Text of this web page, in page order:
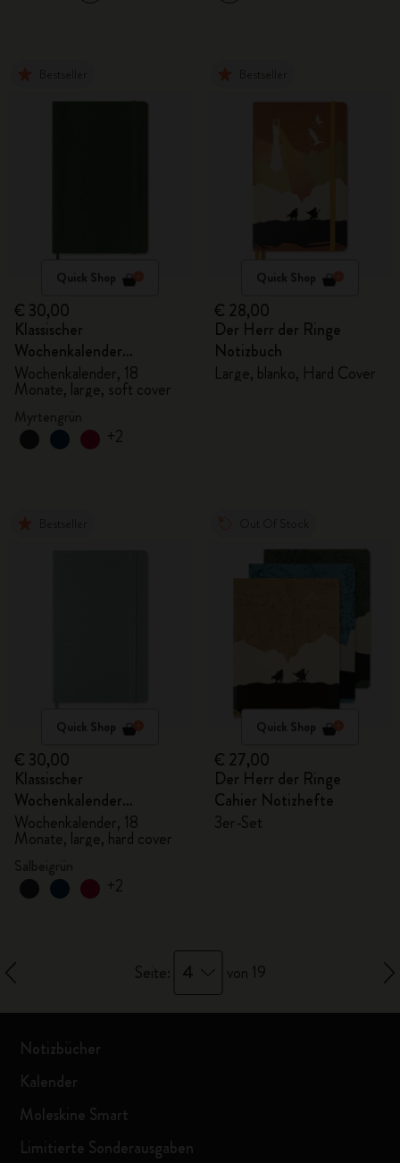
Quick Shop
€ 30,00
Klassischer
Wochenkalender
2026/2027
Wochenkalender, 18
Monate, large, soft cover
+2
Quick Shop
€ 28,00
Der Herr der Ringe
Notizbuch
Large, blanko, Hard Cover
Quick Shop
€ 30,00
Klassischer
Wochenkalender
2026/2027
Wochenkalender, 18
Monate, large, hard cover
+2
Quick Shop
€ 27,00
Der Herr der Ringe
Cahier Notizhefte
3er-Set
Seite: 4 von 19
Notizbücher
Kalender
Moleskine Smart
Limitierte Sonderausgaben